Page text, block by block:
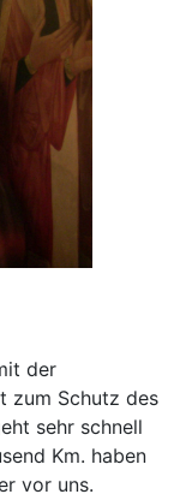
der
zum Schutz des
sehr schnell
Km. haben
vor uns.